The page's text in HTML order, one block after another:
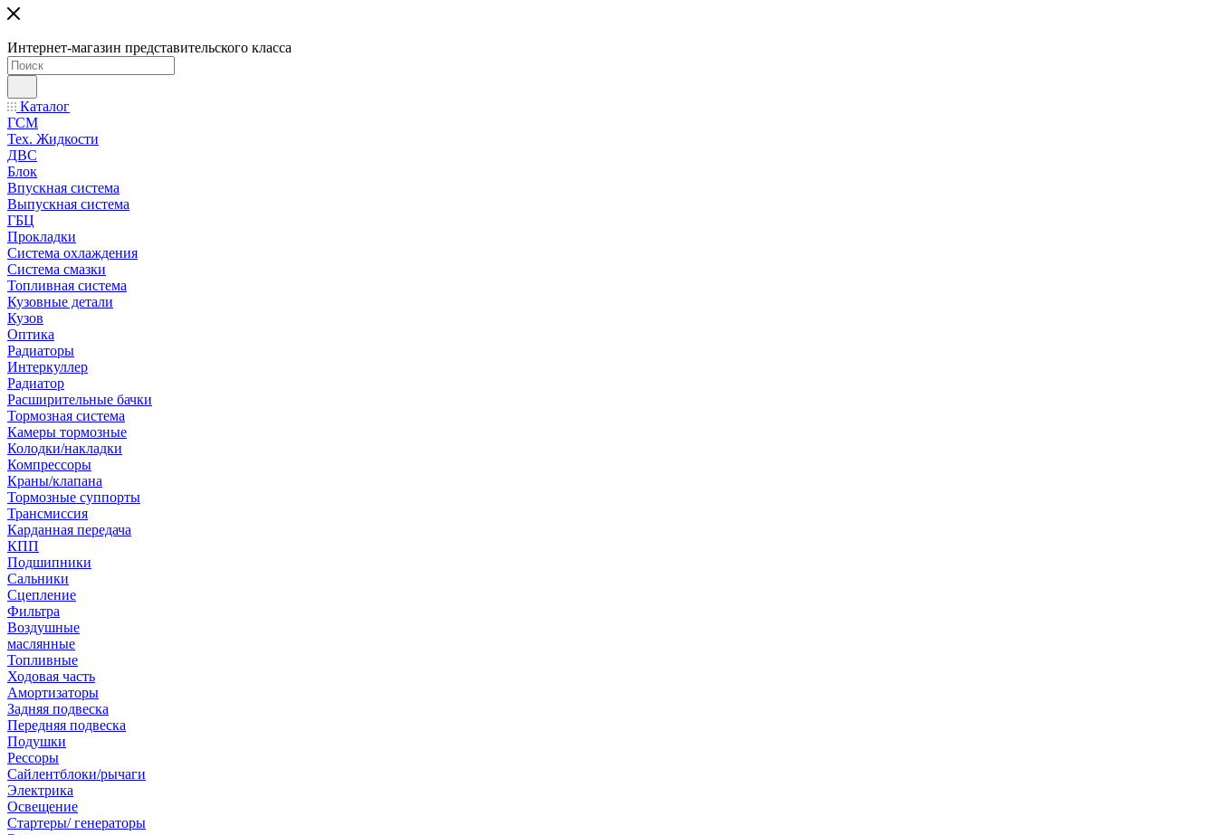
Интернет-магазин представительского класса
Каталог
ГСМ
Тех. Жидкости
ДВС
Блок
Впускная система
Выпускная система
ГБЦ
Прокладки
Система охлаждения
Система смазки
Топливная система
Кузовные детали
Кузов
Оптика
Радиаторы
Интеркуллер
Радиатор
Расширительные бачки
Тормозная система
Камеры тормозные
Колодки/накладки
Компрессоры
Краны/клапана
Тормозные суппорты
Трансмиссия
Карданная передача
КПП
Подшипники
Сальники
Сцепление
Фильтра
Воздушные
маслянные
Топливные
Ходовая часть
Амортизаторы
Задняя подвеска
Передняя подвеска
Подушки
Рессоры
Сайлентблоки/рычаги
Электрика
Освещение
Стартеры/ генераторы